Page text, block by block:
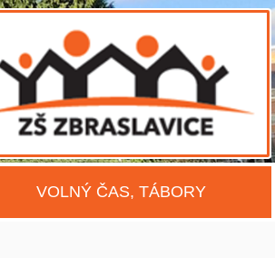
VOLNÝ ČAS, TÁBORY